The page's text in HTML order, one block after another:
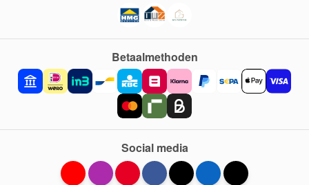
Betaalmethoden
Social media